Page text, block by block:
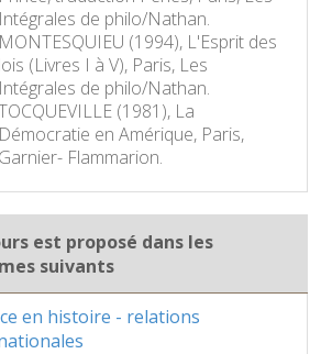
Intégrales de philo/Nathan.
MONTESQUIEU (1994), L'Esprit des
lois (Livres I à V), Paris, Les
Intégrales de philo/Nathan.
(1981), La
Démocratie en Amérique, Paris,
Garnier- Flammarion.
est proposé dans les
suivants
en histoire - relations